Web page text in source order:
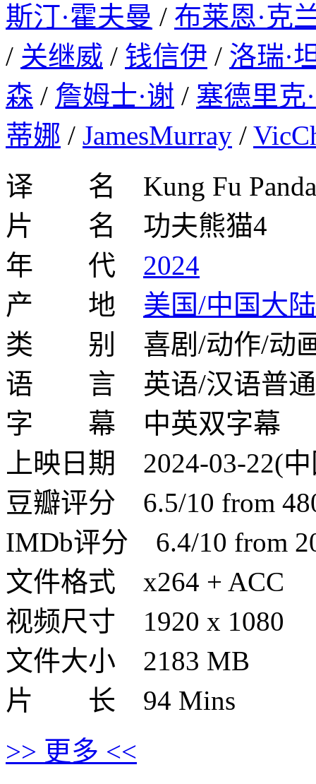
斯汀·霍夫曼 / 布莱恩·克
/ 关继威 / 钱信伊 / 洛瑞·
森 / 詹姆士·谢 / 塞德里克
蒂娜 / JamesMurray /
译 名 Kung Fu
片 名 功夫熊猫4
年 代 2024
产 地 美国/中国大陆
类 别 喜剧/动作/动画
语 言 英语/汉语普通
字 幕 中英双字幕
上映日期 2024-03-22(
豆瓣评分 6.5/10 from
IMDb评分 6.4/10 from
文件格式 x264 + ACC
视频尺寸 1920 x 1080
文件大小 2183 MB
片 长 94 Mins
>> 更多 <<